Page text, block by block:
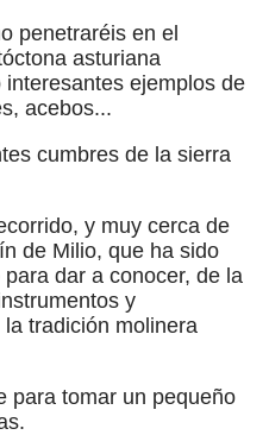
penetraréis en el
asturiana
ejemplos de
acebos...
cumbres de la sierra
y muy cerca de
de Milio, que ha sido
dar a conocer, de la
y
tradición molinera
para tomar un pequeño